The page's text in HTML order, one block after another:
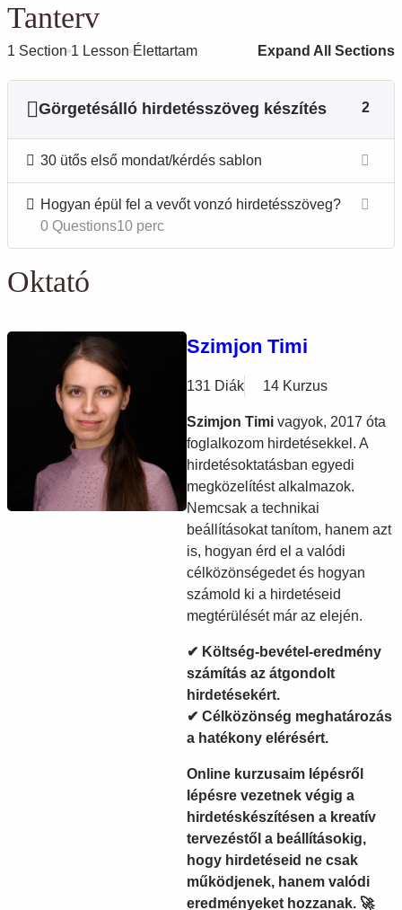
Tanterv
1 Section 1 Lesson Élettartam Expand All Sections
Görgetésálló hirdetésszöveg készítés 2
30 ütős első mondat/kérdés sablon
Hogyan épül fel a vevőt vonzó hirdetésszöveg?
10 perc
0 Questions
Oktató
Szimjon Timi
131 Diák 14 Kurzus
Szimjon Timi vagyok, 2017 óta
foglalkozom hirdetésekkel. A
hirdetésoktatásban egyedi
megközelítést alkalmazok.
Nemcsak a technikai
beállításokat tanítom, hanem azt
is, hogyan érd el a valódi
célközönségedet és hogyan
számold ki a hirdetéseid
megtérülését már az elején.
✔ Költség-bevétel-eredmény
számítás az átgondolt
hirdetésekért.
✔ Célközönség meghatározás
a hatékony elérésért.
Online kurzusaim lépésről
lépésre vezetnek végig a
hirdetéskészítésen a kreatív
tervezéstől a beállításokig,
hogy hirdetéseid ne csak
működjenek, hanem valódi
eredményeket hozzanak. 🚀